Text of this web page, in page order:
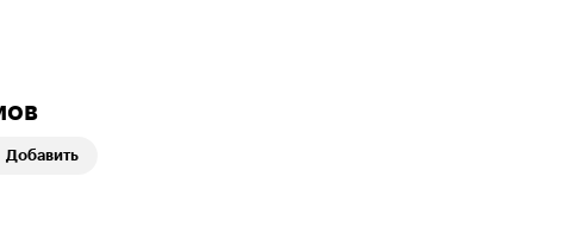
Добавить